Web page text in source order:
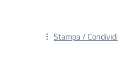
Stampa / Condividi